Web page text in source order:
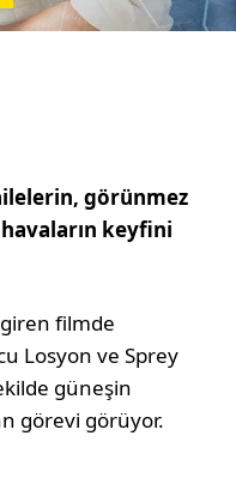
görünmez
keyfini
giren filmde
Losyon ve Sprey
güneşin
görevi görüyor.